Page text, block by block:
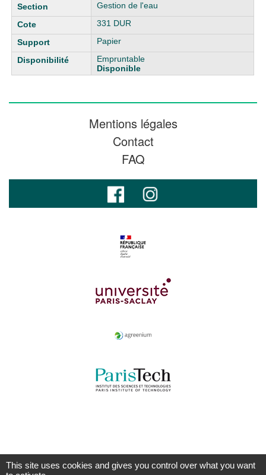
Gestion de l'eau
331 DUR
Papier
Empruntable
Disponible
Mentions légales
Contact
FAQ
This site uses cookies and gives you control over what you want